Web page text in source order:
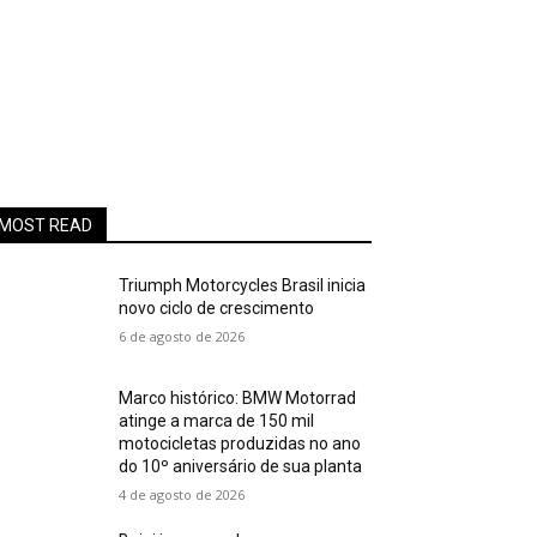
MOST READ
Triumph Motorcycles Brasil inicia
novo ciclo de crescimento
6 de agosto de 2026
Marco histórico: BMW Motorrad
atinge a marca de 150 mil
motocicletas produzidas no ano
do 10º aniversário de sua planta
4 de agosto de 2026